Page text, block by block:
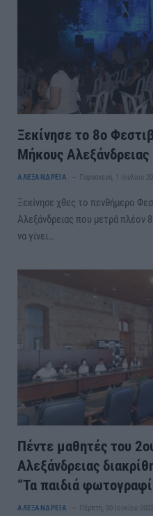
Ξεκίνησε το 8ο
Μήκους Αλεξάνδρειας
ΑΛΕΞΑΝΔΡΕΙΑ Παρασκευή, 1 Ιουλίου
Ξεκίνησε χθες το πενθήμερο
Αλεξάνδρειας που μετρά πλέον
να γίνει…
Πέντε μαθητές του
Αλεξάνδρειας
“Τα παιδιά
ΑΛΕΞΑΝΔΡΕΙΑ Πέμπτη, 30 Ιουνίου